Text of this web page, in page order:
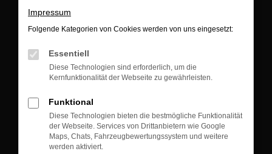
Postadresse:
Kontakt:
Tel.: +49 3745 760 90 20
Fax: +49 3745 760 90 21
Impressum
Folgende Kategorien von Cookies werden von uns eingesetzt:
Essentiell
Diese Technologien sind erforderlich, um die
Kernfunktionalität der Webseite zu gewährleisten.
Funktional
Diese Technologien bieten die bestmögliche Funktionalität
der Webseite. Services von Drittanbietern wie Google
Maps, Chats, Fahrzeugbewertungssystem und weitere
werden aktiviert.